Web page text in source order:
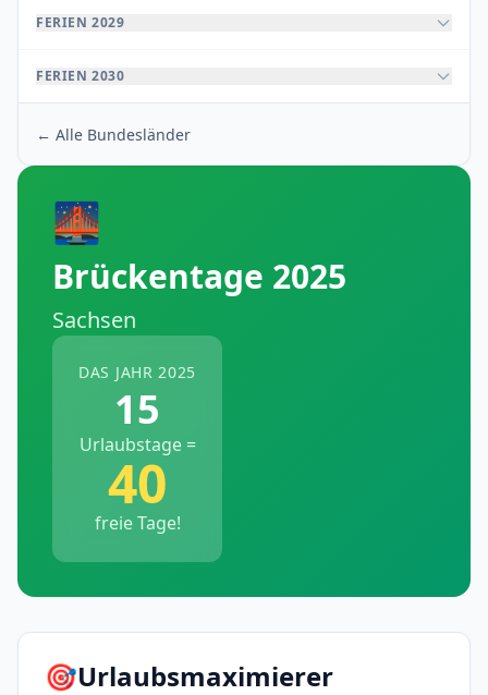
FERIEN 2029
FERIEN 2030
← Alle Bundesländer
🌉
Brückentage 2025
Sachsen
DAS JAHR 2025
15
Urlaubstage =
40
freie Tage!
🎯Urlaubsmaximierer